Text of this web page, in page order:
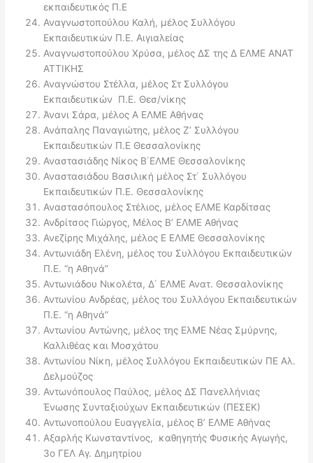
εκπαιδευτικός Π.Ε
Αναγνωστοπούλου Καλή, μέλος Συλλόγου
Εκπαιδευτικών Π.Ε. Αιγιαλείας
Αναγνωστοπούλου Χρύσα, μέλος ΔΣ της Δ ΕΛΜΕ ΑΝΑΤ
ΑΤΤΙΚΗΣ
Αναγνώστου Στέλλα, μέλος Στ Συλλόγου
Εκπαιδευτικών Π.Ε. Θεσ/νίκης
Άνανι Σάρα, μέλος Α ΕΛΜΕ Αθήνας
Ανάπαλης Παναγιώτης, μέλος Ζ’ Συλλόγου
Εκπαιδευτικών Π.Ε Θεσσαλονίκης
Αναστασιάδης Νίκος Β΄ΕΛΜΕ Θεσσαλονίκης
Αναστασιάδου Βασιλική μέλος Στ΄ Συλλόγου
Εκπαιδευτικών Π.Ε. Θεσσαλονίκης
Αναστασόπουλος Στέλιος, μέλος ΕΛΜΕ Καρδίτσας
Ανδρίτσος Γιώργος, Μέλος Β’ ΕΛΜΕ Αθήνας
Ανεζίρης Μιχάλης, μέλος Ε ΕΛΜΕ Θεσσαλονίκης
Αντωνιάδη Ελένη, μέλος του Συλλόγου Εκπαιδευτικών
Π.Ε. “η Αθηνά”
Αντωνιάδου Νικολέτα, Δ΄ ΕΛΜΕ Ανατ. Θεσσαλονίκης
Αντωνίου Ανδρέας, μέλος του Συλλόγου Εκπαιδευτικών
Π.Ε. “η Αθηνά”
Αντωνίου Αντώνης, μέλος της ΕλΜΕ Νέας Σμύρνης,
Καλλιθέας και Μοσχάτου
Αντωνίου Νίκη, μέλος Συλλόγου Εκπαιδευτικών ΠΕ Αλ.
Δελμούζος
Αντωνόπουλος Παύλος, μέλος ΔΣ Πανελλήνιας
Ένωσης Συνταξιούχων Εκπαιδευτικών (ΠΕΣΕΚ)
Αντωνοπούλου Ευαγγελία, μέλος Β’ ΕΛΜΕ Αθήνας
Αξαρλής Κωνσταντίνος, καθηγητής Φυσικής Αγωγής,
3ο ΓΕΛ Αγ. Δημητρίου